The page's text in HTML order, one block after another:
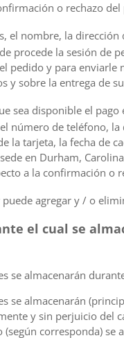
o rechazo
el nombre, la
procede la sesión de
pedido y para enviarle
y sobre la entrega de
sea disponible el
número de teléfono, la
la tarjeta, la fecha de
en Durham,
a la confirmación o
puede agregar y / o
el cual se
se almacenarán
se almacenarán
y sin perjuicio del
corresponda) se